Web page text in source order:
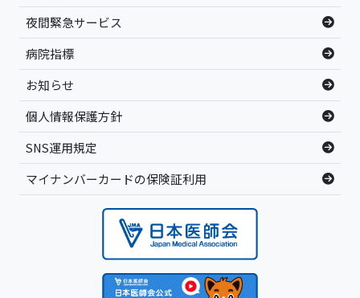
夜間緊急サービス
病院指標
お知らせ
個人情報保護方針
SNS運用規定
マイナンバーカードの保険証利用